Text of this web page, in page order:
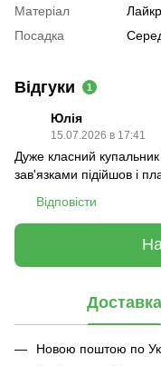
Матеріал
Посадка
Відгуки 1
Юлія
15.07.2026 в 17:41
Дуже класний
зав'язками підійшов і
Відповісти
Доставка
Новою поштою по